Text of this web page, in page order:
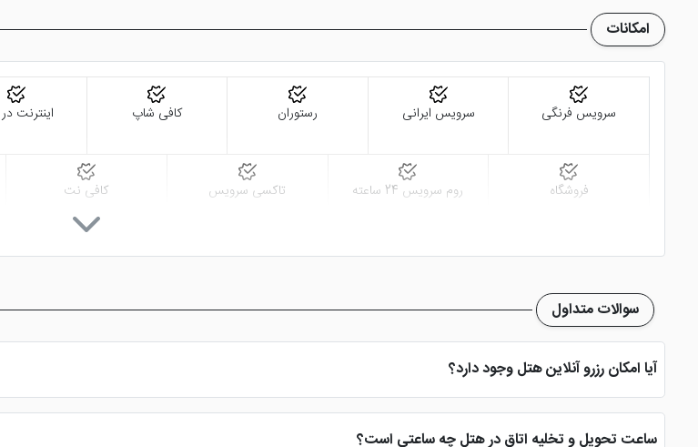
امکانات
سرویس فرنگی سرویس ایرانی رستوران کافی شاپ اینترنت
فروشگاه روم سرویس 24 ساعته تاکسی سرویس کافی نت
سوالات متداول
آیا امکان رزرو آنلاین هتل وجود دارد؟
بله، با انتخاب تاریخ ورود و خروج، نوع اتاق و تعداد نفرات می توانید پس از پرداخت در درگاه بانکی، رزرو آنلاین خود را
ساعت تحویل و تخلیه اتاق در هتل چه ساعتی است؟